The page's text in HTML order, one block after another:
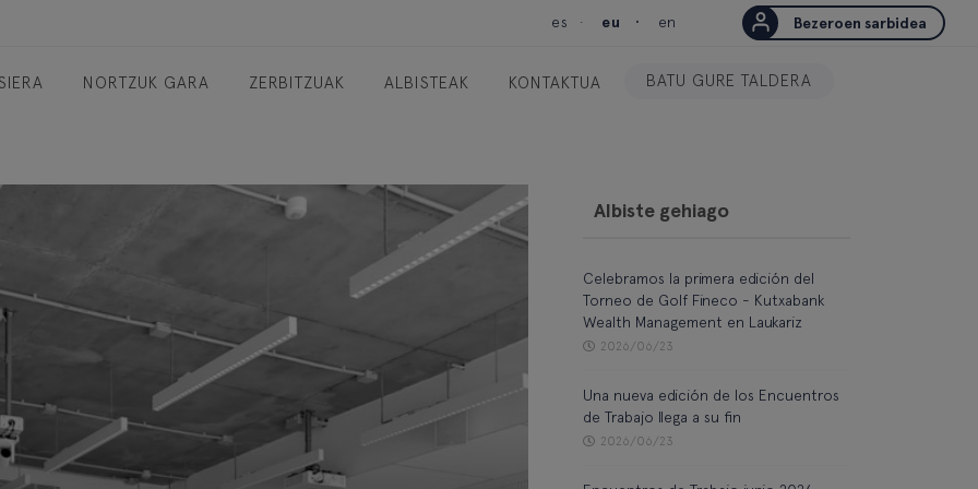
es eu en Bezeroen sarbidea
NORTZUK GARA ZERBITZUAK ALBISTEAK KONTAKTUA BATU GURE TALDERA
Albiste gehiago
Celebramos la primera edición del
Torneo de Golf Fineco - Kutxabank
Wealth Management en Laukariz
2026/06/23
Una nueva edición de los Encuentros
de Trabajo llega a su fin
2026/06/23